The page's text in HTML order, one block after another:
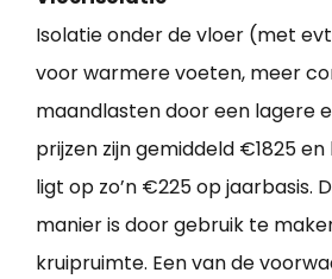
Isolatie onder de vloer (met
voor warmere voeten, meer
maandlasten door een lagere
prijzen zijn gemiddeld €1825
ligt op zo’n €225 op jaarbasis.
manier is door gebruik te
kruipruimte. Een van de